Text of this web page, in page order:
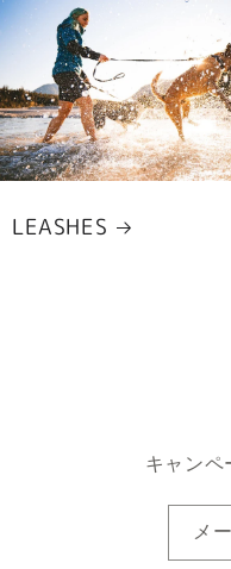
LEASHES
キャンペ
メ